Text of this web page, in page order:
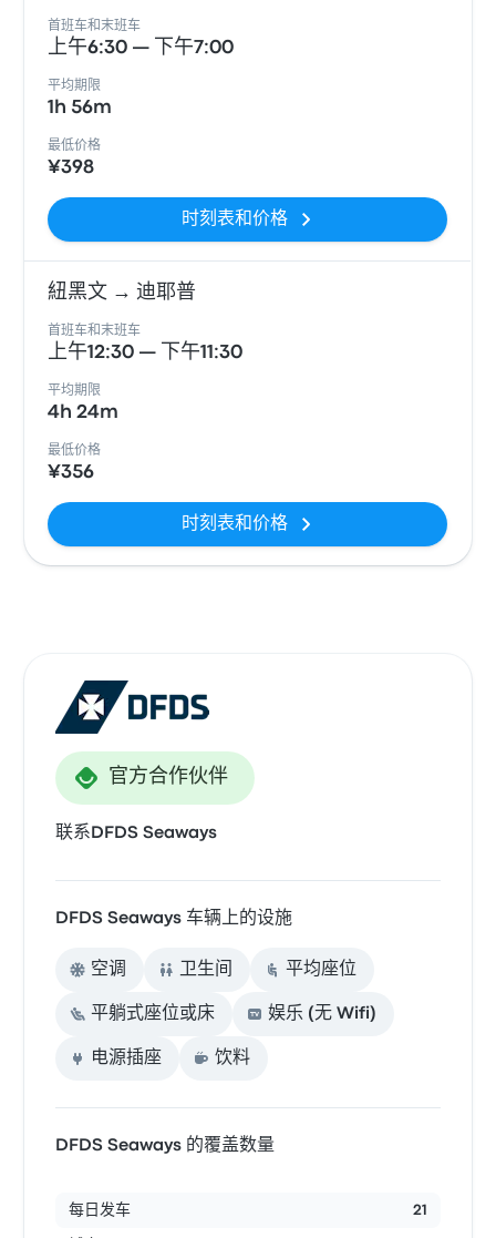
首班车和末班车
上午6:30 — 下午7:00
平均期限
1h 56m
最低价格
¥398
时刻表和价格
紐黑文 → 迪耶普
首班车和末班车
上午12:30 — 下午11:30
平均期限
4h 24m
最低价格
¥356
时刻表和价格
官方合作伙伴
联系DFDS Seaways
DFDS Seaways 车辆上的设施
空调 卫生间 平均座位
平躺式座位或床 娱乐 (无 Wifi)
电源插座 饮料
DFDS Seaways 的覆盖数量
每日发车 21